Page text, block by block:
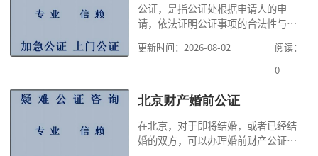
公证，是指公证处根据申请人的申
请，依法证明公证事项的合法性与真
高公证事项的效力，固定证据，但是
很多人不知道在北京办理公证需要多
家，办理公证的时候除了需要按照公
道北京公证需要什么材料,北京公证需
要多少钱？北京公
更新时间：2026-08-02
阅读：
0
北京财产婚前公证
在北京，对于即将结婚，或者已经结
婚的双方，可以办理婚前财产公证，